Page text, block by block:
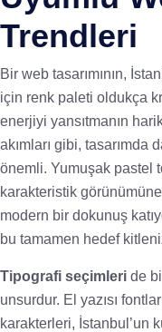
Trendleri
Bir web tasarımının,
için renk paleti oldukça
enerjiyi yansıtmanın
akımları gibi, tasarımda
önemli. Yumuşak pastel
karakteristik
modern bir dokunuş
bu tamamen hedef
Tipografi seçimleri de
unsurdur. El yazısı
karakterleri, İstanbul’un